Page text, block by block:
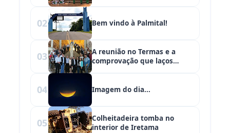
02 Bem vindo à Palmital!
03
A reunião no Termas e a
comprovação que laços
04 Imagem do dia...
05
Colheitadeira tomba no
interior de Iretama